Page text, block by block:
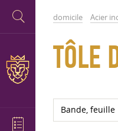
domicile Acier
TÔLE
Bande, feuille